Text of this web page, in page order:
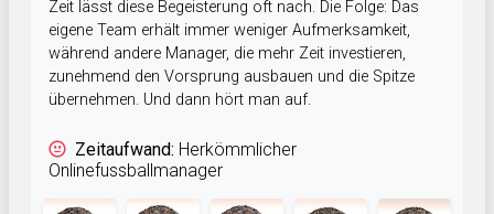
Zeit lässt diese Begeisterung oft nach. Die Folge: Das
eigene Team erhält immer weniger Aufmerksamkeit,
während andere Manager, die mehr Zeit investieren,
zunehmend den Vorsprung ausbauen und die Spitze
übernehmen. Und dann hört man auf.
Zeitaufwand: Herkömmlicher
Onlinefussballmanager